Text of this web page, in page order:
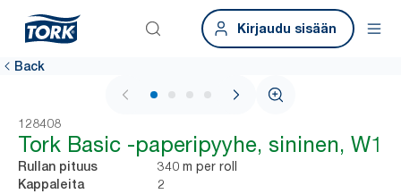
Kirjaudu sisään
Back
1 / 4
128408
Tork Basic -paperipyyhe, sininen, W1
Rullan pituus 340 m per roll
Kappaleita
2